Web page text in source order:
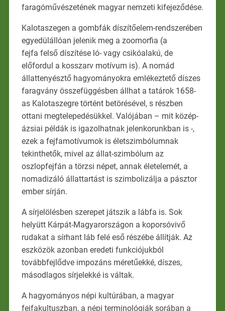
faragóművészetének magyar nemzeti kifejeződése.
Kalotaszegen a gombfák díszítőelem-rendszerében
egyedülállóan jelenik meg a zoomorfia (a
fejfa felső díszítése ló- vagy csikóalakú, de
előfordul a kosszarv motívum is). A nomád
állattenyésztő hagyományokra emlékeztető díszes
faragvány összefüggésben állhat a tatárok 1658-
as Kalotaszegre történt betörésével, s részben
ottani megtelepedésükkel. Valójában – mit közép-
ázsiai példák is igazolhatnak jelenkorunkban is -,
ezek a fejfamotívumok is életszimbólumnak
tekinthetők, mivel az állat-szimbólum az
oszlopfejfán a törzsi népet, annak életelemét, a
nomadizáló állattartást is szimbolizálja a pásztor
ember sírján.
A sírjelölésben szerepet játszik a lábfa is. Sok
helyütt Kárpát-Magyarországon a koporsóvivő
rudakat a sírhant láb felé eső részébe állítják. Az
eszközök azonban eredeti funkciójukból
továbbfejlődve impozáns méretűekké, díszes,
másodlagos sírjelekké is váltak.
A hagyományos népi kultúrában, a magyar
fejfakultuszban, a népi terminológiák sorában a